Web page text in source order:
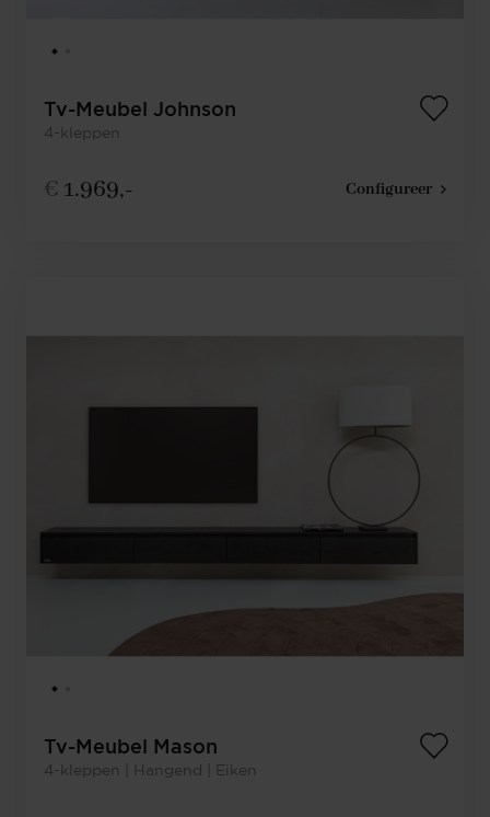
Tv-Meubel Johnson
4-kleppen
€ 1.969,- Configureer
Tv-Meubel Mason
4-kleppen | Hangend | Eiken